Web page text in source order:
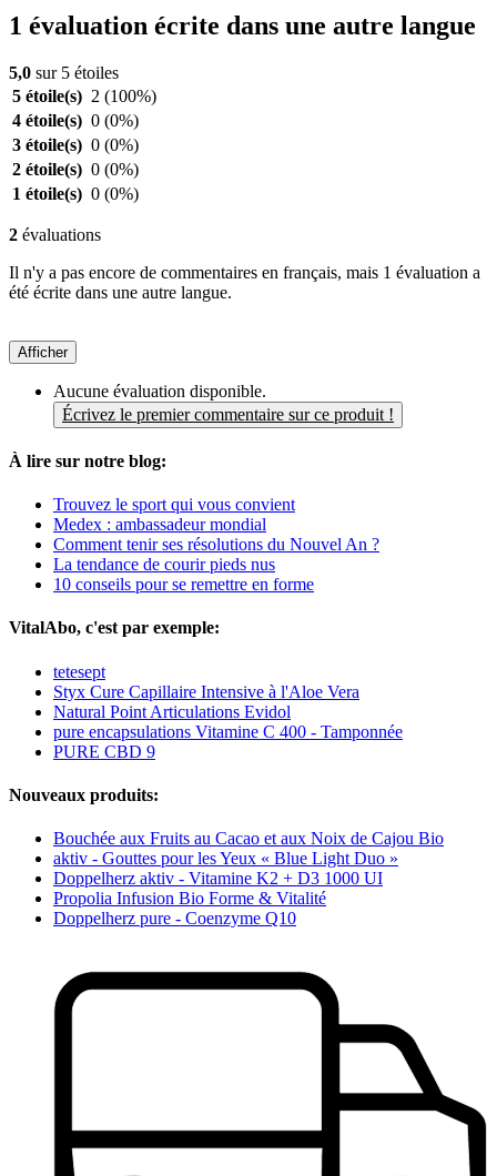
1 évaluation écrite dans une autre langue
5,0 sur 5 étoiles
5 étoile(s) 2 (100%)
4 étoile(s) 0 (0%)
3 étoile(s) 0 (0%)
2 étoile(s) 0 (0%)
1 étoile(s) 0 (0%)
2 évaluations
Il n'y a pas encore de commentaires en français, mais 1 évaluation a
été écrite dans une autre langue.
Afficher
Aucune évaluation disponible.
Écrivez le premier commentaire sur ce produit !
À lire sur notre blog:
Trouvez le sport qui vous convient
Medex : ambassadeur mondial
Comment tenir ses résolutions du Nouvel An ?
La tendance de courir pieds nus
10 conseils pour se remettre en forme
VitalAbo, c'est par exemple:
tetesept
Styx Cure Capillaire Intensive à l'Aloe Vera
Natural Point Articulations Evidol
pure encapsulations Vitamine C 400 - Tamponnée
PURE CBD 9
Nouveaux produits:
Bouchée aux Fruits au Cacao et aux Noix de Cajou Bio
aktiv - Gouttes pour les Yeux « Blue Light Duo »
Doppelherz aktiv - Vitamine K2 + D3 1000 UI
Propolia Infusion Bio Forme & Vitalité
Doppelherz pure - Coenzyme Q10